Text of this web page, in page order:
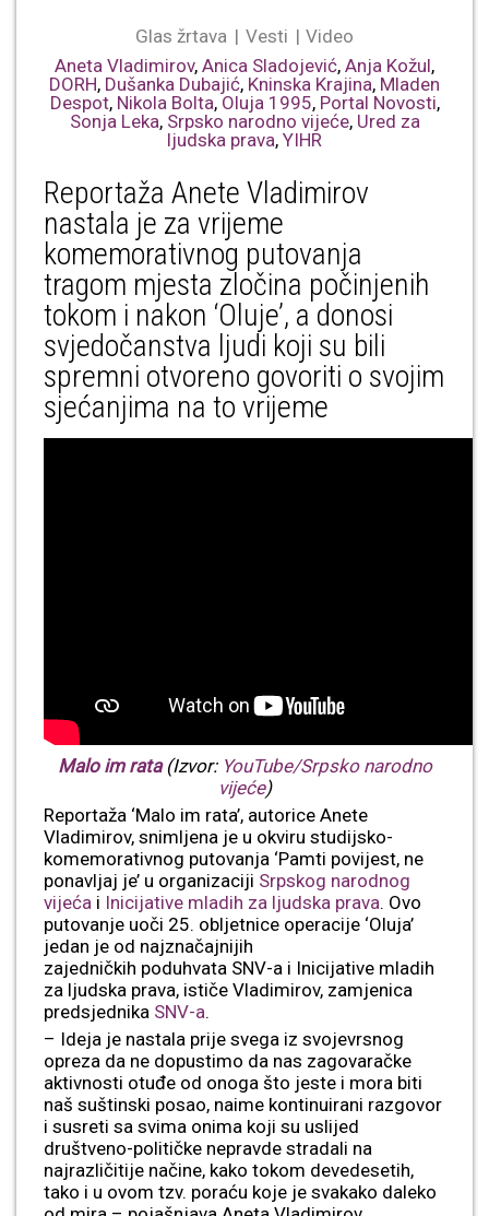
Glas žrtava Vesti
Video
Aneta Vladimirov, Anica Sladojević, Anja Kožul,
DORH, Dušanka Dubajić, Kninska Krajina, Mladen
Despot, Nikola Bolta, Oluja 1995, Portal Novosti,
Sonja Leka, Srpsko narodno vijeće, Ured za
ljudska prava, YIHR
Reportaža Anete Vladimirov
nastala je za vrijeme
komemorativnog putovanja
tragom mjesta zločina počinjenih
tokom i nakon ‘Oluje’, a donosi
svjedočanstva ljudi koji su bili
spremni otvoreno govoriti o svojim
sjećanjima na to vrijeme
Malo im rata(Izvor: YouTube/Srpsko narodno
vijeće)
Reportaža ‘Malo im rata’, autorice Anete
Vladimirov, snimljena je u okviru studijsko-
komemorativnog putovanja ‘Pamti povijest, ne
ponavljaj je’ u organizaciji Srpskog narodnog
vijeća i Inicijative mladih za ljudska prava. Ovo
putovanje uoči 25. obljetnice operacije ‘Oluja’
jedan je od najznačajnijih
zajedničkih poduhvata SNV-a i Inicijative mladih
za ljudska prava, ističe Vladimirov, zamjenica
predsjednika SNV-a.
– Ideja je nastala prije svega iz svojevrsnog
opreza da ne dopustimo da nas zagovaračke
aktivnosti otuđe od onoga što jeste i mora biti
naš suštinski posao, naime kontinuirani razgovor
i susreti sa svima onima koji su uslijed
društveno-političke nepravde stradali na
najrazličitije načine, kako tokom devedesetih,
tako i u ovom tzv. poraću koje je svakako daleko